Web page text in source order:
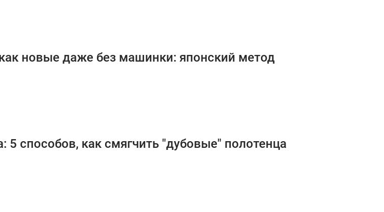
новые даже без машинки: японский метод
5 способов, как смягчить "дубовые" полотенца